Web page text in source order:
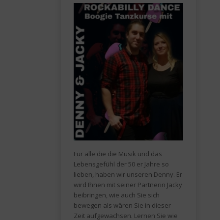
Für alle die die Musik und das
Lebensgefühl der 50 er Jahre so
lieben, haben wir unseren Denny. Er
wird Ihnen mit seiner Partnerin Jacky
beibringen, wie auch Sie sich
bewegen als wären Sie in dieser
Zeit aufgewachsen. Lernen Sie wie